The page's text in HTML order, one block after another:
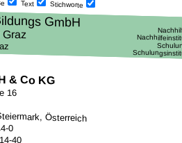
Text Stich­worte
& Co KG
16
Österreich
0
40